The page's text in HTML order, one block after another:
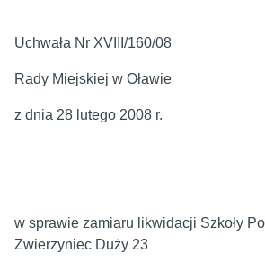
Uchwała Nr XVIII/160/08
Rady Miejskiej w Oławie
z dnia 28 lutego 2008 r.
w sprawie zamiaru likwidacji Szkoły
Zwierzyniec Duży 23